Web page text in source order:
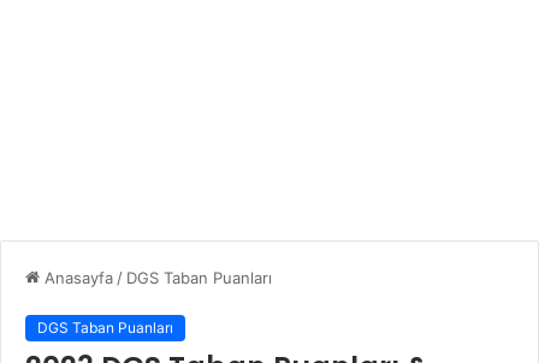
Anasayfa / DGS Taban Puanları
DGS Taban Puanları